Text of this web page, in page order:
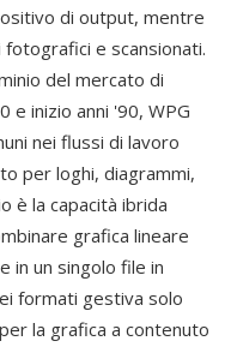
di output, mentre
e scansionati.
del mercato di
e inizio anni '90, WPG
nei flussi di lavoro
per loghi, diagrammi,
è la capacità ibrida
grafica lineare
in un singolo file in
formati gestiva solo
la grafica a contenuto